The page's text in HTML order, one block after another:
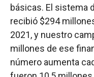
básicas. El sistema
recibió $294
2021, y nuestro
millones de ese
número aumenta